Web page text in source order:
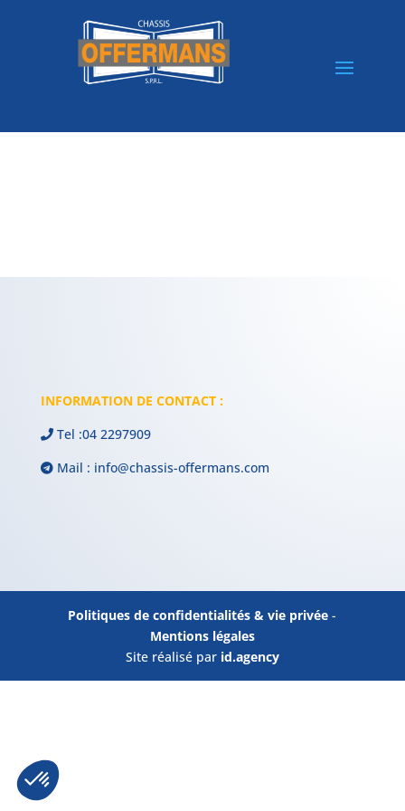
INFORMATION DE CONTACT :
Tel :04 2297909
Mail : info@chassis-offermans.com
Politiques de confidentialités & vie privée -
Mentions légales
Site réalisé par id.agency